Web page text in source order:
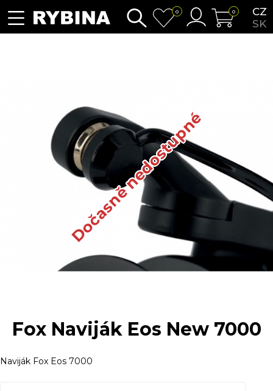
CZ
SK
0 0
Dočasně nedostupné
Fox Naviják Eos New 7000
Naviják Fox Eos 7000